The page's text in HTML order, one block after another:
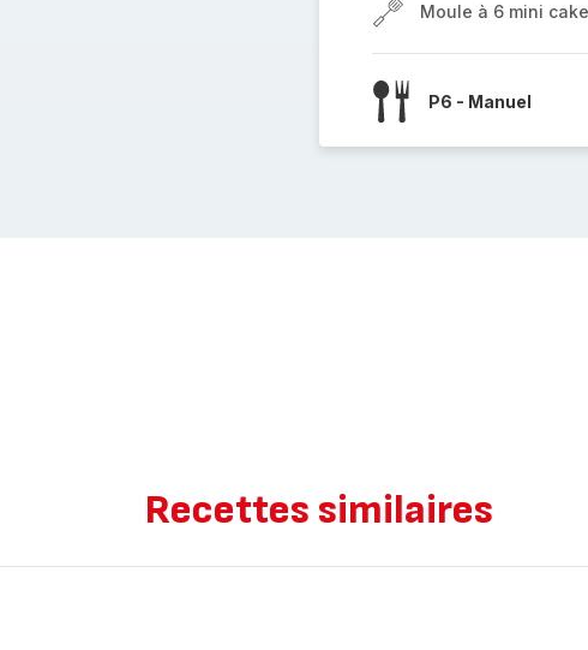
Moule à 6 mini
P6 - Manuel
Recettes similaires